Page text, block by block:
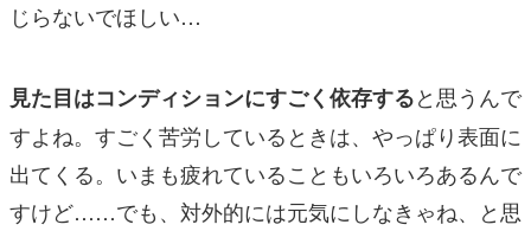
じらないでほしい…
見た目はコンディションにすごく依存すると思うんで
すよね。すごく苦労しているときは、やっぱり表面に
出てくる。いまも疲れていることもいろいろあるんで
すけど……でも、対外的には元気にしなきゃね、と思